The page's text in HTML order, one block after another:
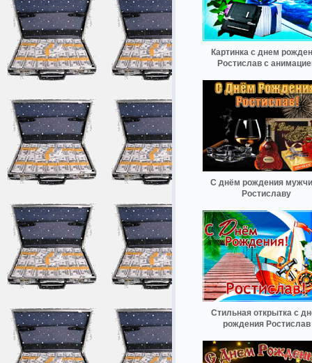
Картинка с днем
Ростислав с
С днём рождения
Ростиславу
Стильная открытка с
рождения Ростислав